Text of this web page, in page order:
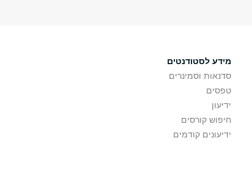
מידע לסטודנטים
סדנאות וסמינרים
טפסים
ידיעון
חיפוש קורסים
ידיעונים קודמים